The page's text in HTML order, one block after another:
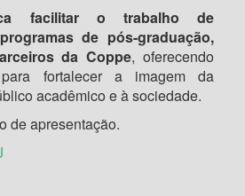
facilitar o trabalho de
de pós-graduação,
da Coppe, oferecendo
fortalecer a imagem da
acadêmico e à sociedade.
de apresentação.